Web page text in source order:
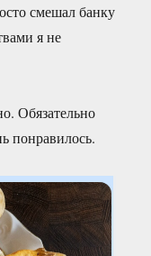
смешал банку
я не
Обязательно
понравилось.